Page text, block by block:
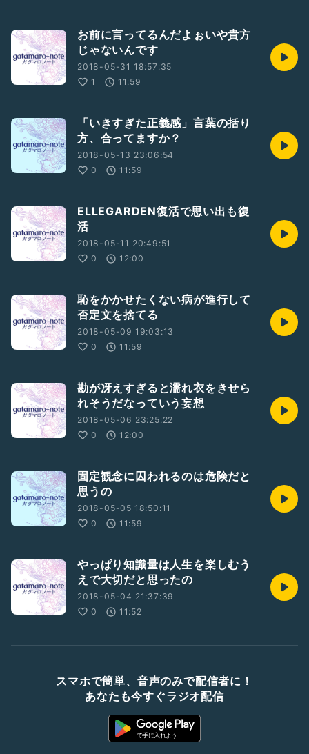
お前に言ってるんだよぉいや貴方
じゃないんです
2018-05-31 18:57:35
1
11:59
「いきすぎた正義感」言葉の括り
方、合ってますか？
2018-05-13 23:06:54
0
11:59
ELLEGARDEN復活で思い出も復
活
2018-05-11 20:49:51
0
12:00
恥をかかせたくない病が進行して
否定文を捨てる
2018-05-09 19:03:13
0
11:59
勘が冴えすぎると濡れ衣をきせら
れそうだなっていう妄想
2018-05-06 23:25:22
0
12:00
固定観念に囚われるのは危険だと
思うの
2018-05-05 18:50:11
0
11:59
やっぱり知識量は人生を楽しむう
えで大切だと思ったの
2018-05-04 21:37:39
0
11:52
スマホで簡単、音声のみで配信者に！
あなたも今すぐラジオ配信